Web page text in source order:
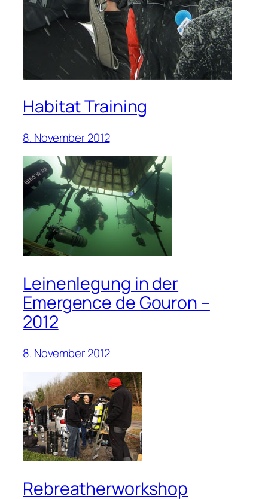
Habitat Training
8. November 2012
Leinenlegung in der
Emergence de Gouron –
2012
8. November 2012
Rebreatherworkshop